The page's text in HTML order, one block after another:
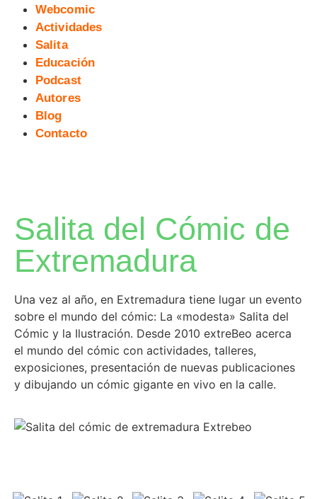
Webcomic
Actividades
Salita
Educación
Podcast
Autores
Blog
Contacto
Salita del Cómic de
Extremadura
Una vez al año, en Extremadura tiene lugar un evento
sobre el mundo del cómic: La «modesta» Salita del
Cómic y la Ilustración. Desde 2010 extreBeo acerca
el mundo del cómic con actividades, talleres,
exposiciones, presentación de nuevas publicaciones
y dibujando un cómic gigante en vivo en la calle.